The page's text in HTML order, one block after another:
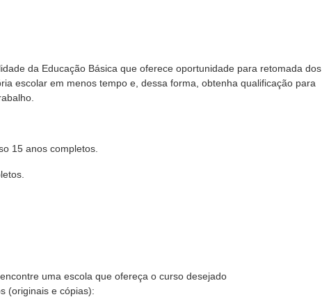
da Educação Básica que oferece oportunidade para retomada dos
escolar em menos tempo e, dessa forma, obtenha qualificação para
15 anos completos.
uma escola que ofereça o curso desejado
(originais e cópias):